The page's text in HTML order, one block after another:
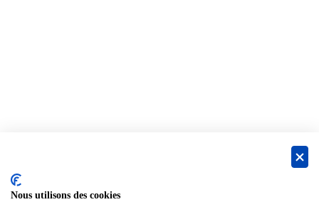
Nous utilisons des cookies